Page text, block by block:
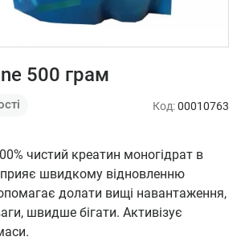
500 грам
Код:00010763
чистий креатин моногідрат в
швидкому відновленню
долати вищі навантаження,
швидше бігати. Активізує